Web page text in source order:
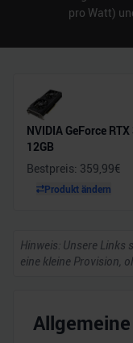
pro Watt)
NVIDIA GeForce
12GB
Bestpreis: 359,99€
Produkt ändern
Hinweis: Unsere Links
eine kleine Provision,